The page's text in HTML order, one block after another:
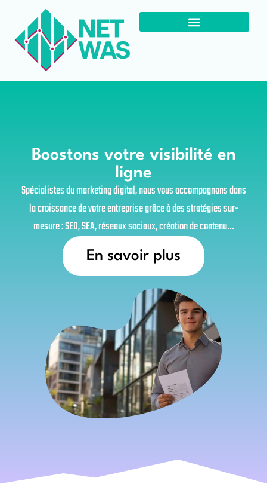
Boostons votre visibilité en
ligne
Spécialistes du marketing digital, nous vous accompagnons dans
la croissance de votre entreprise grâce à des stratégies sur-
mesure : SEO, SEA, réseaux sociaux, création de contenu…
En savoir plus